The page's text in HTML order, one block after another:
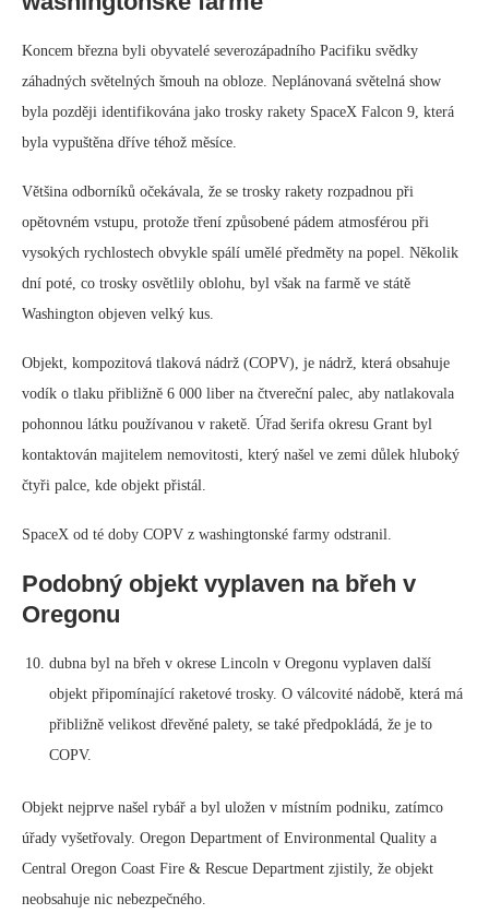
Koncem března byli obyvatelé severozápadního Pacifiku svědky
záhadných světelných šmouh na obloze. Neplánovaná světelná show
byla později identifikována jako trosky rakety SpaceX Falcon 9, která
byla vypuštěna dříve téhož měsíce.
Většina odborníků očekávala, že se trosky rakety rozpadnou při
opětovném vstupu, protože tření způsobené pádem atmosférou při
vysokých rychlostech obvykle spálí umělé předměty na popel. Několik
dní poté, co trosky osvětlily oblohu, byl však na farmě ve státě
Washington objeven velký kus.
Objekt, kompozitová tlaková nádrž (COPV), je nádrž, která obsahuje
vodík o tlaku přibližně 6 000 liber na čtvereční palec, aby natlakovala
pohonnou látku používanou v raketě. Úřad šerifa okresu Grant byl
kontaktován majitelem nemovitosti, který našel ve zemi důlek hluboký
čtyři palce, kde objekt přistál.
SpaceX od té doby COPV z washingtonské farmy odstranil.
Podobný objekt vyplaven na břeh v
Oregonu
dubna byl na břeh v okrese Lincoln v Oregonu vyplaven další
objekt připomínající raketové trosky. O válcovité nádobě, která má
přibližně velikost dřevěné palety, se také předpokládá, že je to
COPV.
Objekt nejprve našel rybář a byl uložen v místním podniku, zatímco
úřady vyšetřovaly. Oregon Department of Environmental Quality a
Central Oregon Coast Fire & Rescue Department zjistily, že objekt
neobsahuje nic nebezpečného.